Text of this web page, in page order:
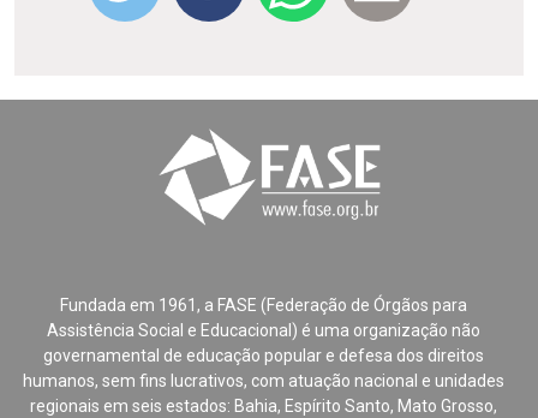
Fundada em 1961, a FASE (Federação de Órgãos para
Assistência Social e Educacional) é uma organização não
governamental de educação popular e defesa dos direitos
humanos, sem fins lucrativos, com atuação nacional e unidades
regionais em seis estados: Bahia, Espírito Santo, Mato Grosso,